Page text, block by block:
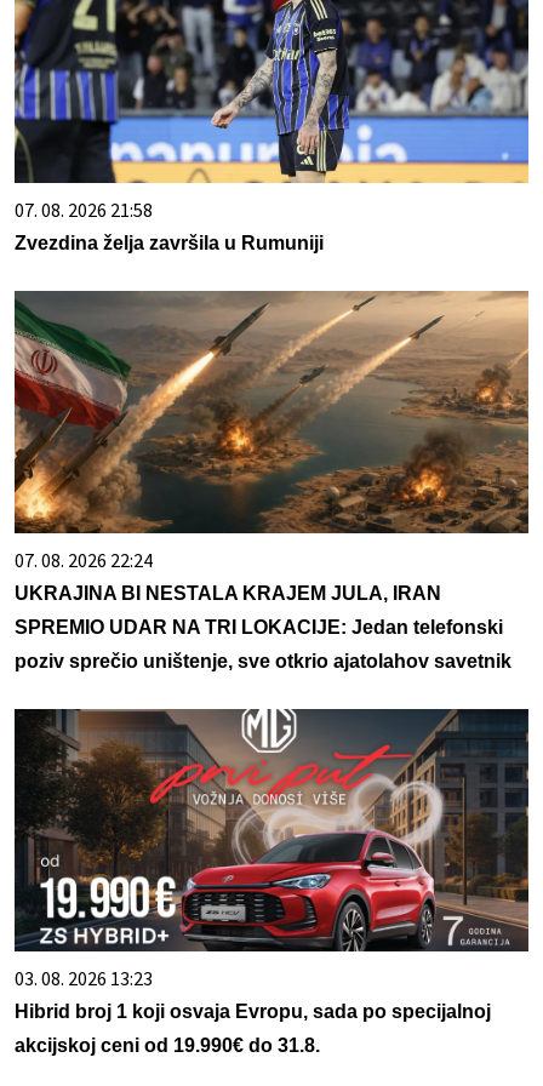
07. 08. 2026 21:58
Zvezdina želja završila u Rumuniji
07. 08. 2026 22:24
UKRAJINA BI NESTALA KRAJEM JULA, IRAN
SPREMIO UDAR NA TRI LOKACIJE: Jedan telefonski
poziv sprečio uništenje, sve otkrio ajatolahov savetnik
03. 08. 2026 13:23
Hibrid broj 1 koji osvaja Evropu, sada po specijalnoj
akcijskoj ceni od 19.990€ do 31.8.